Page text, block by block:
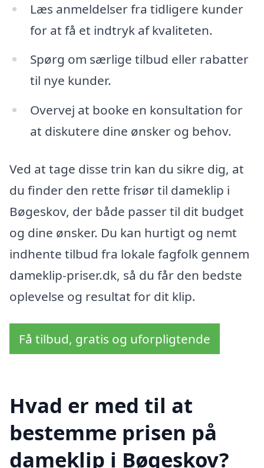
Læs anmeldelser fra tidligere kunder
for at få et indtryk af kvaliteten.
Spørg om særlige tilbud eller rabatter
til nye kunder.
Overvej at booke en konsultation for
at diskutere dine ønsker og behov.
Ved at tage disse trin kan du sikre dig, at
du finder den rette frisør til dameklip i
Bøgeskov, der både passer til dit budget
og dine ønsker. Du kan hurtigt og nemt
indhente tilbud fra lokale fagfolk gennem
dameklip-priser.dk, så du får den bedste
oplevelse og resultat for dit klip.
Få tilbud, gratis og uforpligtende
Hvad er med til at
bestemme prisen på
dameklip i Bøgeskov?